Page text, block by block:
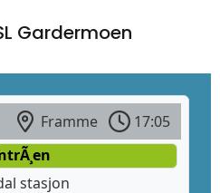
Gardermoen
Framme
17:05
stasjon